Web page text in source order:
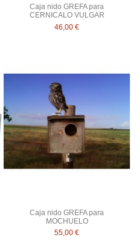
Caja nido GREFA para
CERNICALO VULGAR
46,00 €
Caja nido GREFA para
MOCHUELO
55,00 €